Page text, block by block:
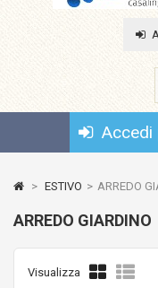
Accedi
> ESTIVO > ARREDO
ARREDO GIARDINO
Visualizza